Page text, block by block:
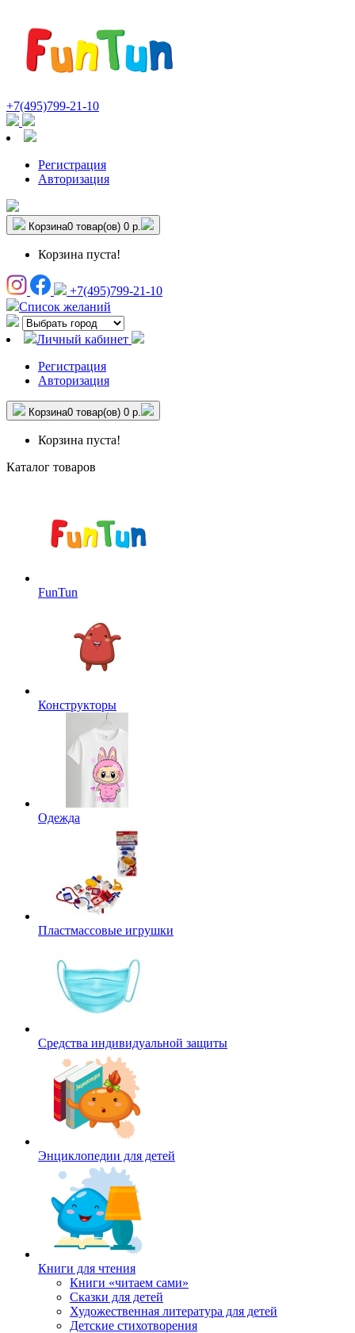
+7(495)799-21-10
Регистрация
Авторизация
Корзина0 товар(ов) 0 р.
Корзина пуста!
+7(495)799-21-10
Список желаний
Личный кабинет
Регистрация
Авторизация
Корзина0 товар(ов) 0 р.
Корзина пуста!
Каталог товаров
FunTun
Конструкторы
Одежда
Пластмассовые игрушки
Средства индивидуальной защиты
Энциклопедии для детей
Книги для чтения
Книги «читаем сами»
Сказки для детей
Художественная литература для детей
Детские стихотворения